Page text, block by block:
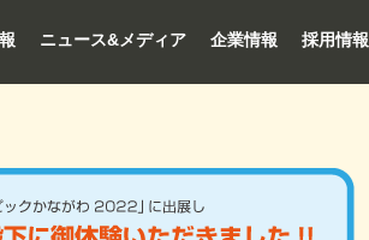
ニュース&メディア 企業情報 採用情報